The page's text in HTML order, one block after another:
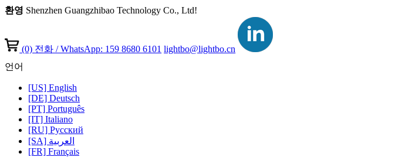
환영 Shenzhen Guangzhibao Technology Co., Ltd!
(0) 전화 / WhatsApp: 159 8680 6101 lightbo@lightbo.cn
언어
[US] English
[DE] Deutsch
[PT] Português
[IT] Italiano
[RU] Pусский
[SA] العربية
[FR] Français